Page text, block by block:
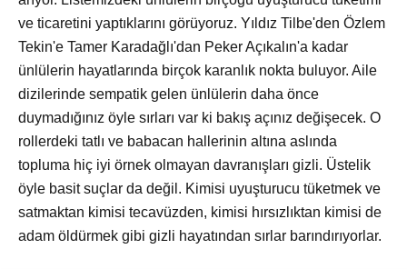
ve ticaretini yaptıklarını görüyoruz. Yıldız Tilbe'den Özlem
Tekin'e Tamer Karadağlı'dan Peker Açıkalın'a kadar
ünlülerin hayatlarında birçok karanlık nokta buluyor. Aile
dizilerinde sempatik gelen ünlülerin daha önce
duymadığınız öyle sırları var ki bakış açınız değişecek. O
rollerdeki tatlı ve babacan hallerinin altına aslında
topluma hiç iyi örnek olmayan davranışları gizli. Üstelik
öyle basit suçlar da değil. Kimisi uyuşturucu tüketmek ve
satmaktan kimisi tecavüzden, kimisi hırsızlıktan kimisi de
adam öldürmek gibi gizli hayatından sırlar barındırıyorlar.